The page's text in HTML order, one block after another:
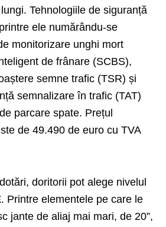
Tehnologiile de siguranță
ele numărându-se
monitorizare unghi mort
de frânare (SCBS),
semne trafic (TSR) și
semnalizare în trafic (TAT)
parcare spate. Prețul
de 49.490 de euro cu TVA
doritorii pot alege nivelul
. Printre elementele pe care le
jante de aliaj mai mari, de 20”,